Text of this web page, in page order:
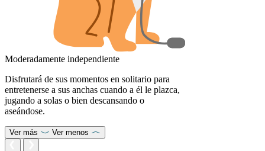
Moderadamente independiente
Disfrutará de sus momentos en solitario para
entretenerse a sus anchas cuando a él le plazca,
jugando a solas o bien descansando o
aseándose.
Ver más Ver menos